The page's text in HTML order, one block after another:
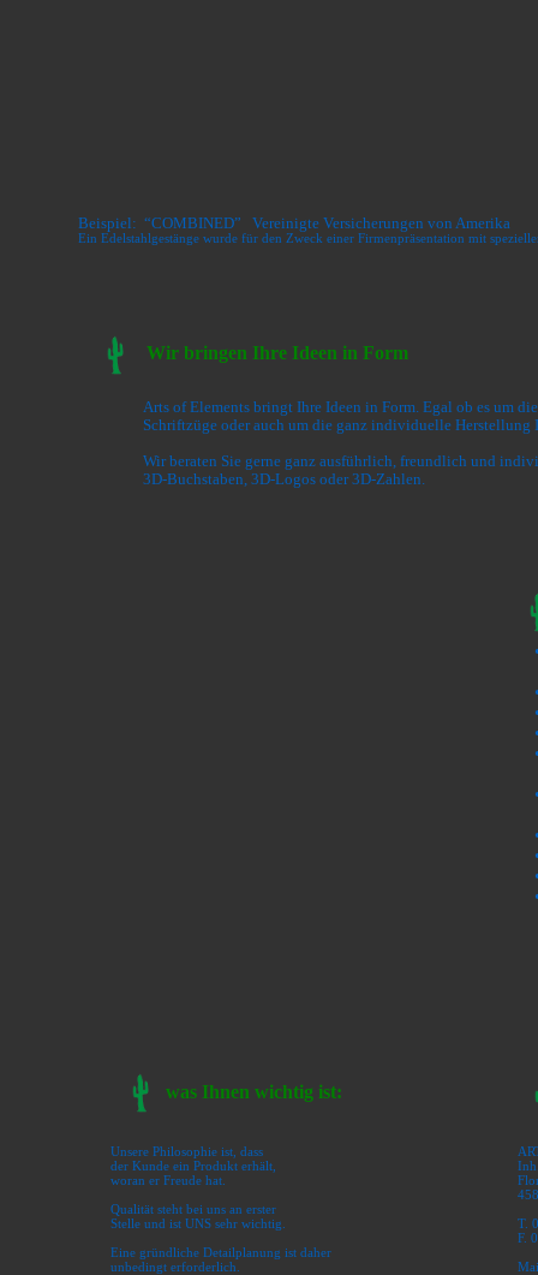
Beispiel: “COMBINED” Vereinigte Versicherungen von Amerika
Ein Edelstahlgestänge wurde für den Zweck einer Firmenpräsentation mit
T.
F.
was Ihnen wichtig ist:
Unsere Philosophie ist, dass
der Kunde ein Produkt erhält,
woran er Freude hat.
Qualität steht bei uns an erster
Stelle und ist UNS sehr wichtig.
Eine gründliche Detailplanung ist daher
unbedingt erforderlich.
Wir bringen Ihre Ideen in Form
Arts of Elements bringt Ihre Ideen in Form. Egal ob es um
Schriftzüge oder auch um die ganz individuelle Herstellung
Wir beraten Sie gerne ganz ausführlich, freundlich und
3D-Buchstaben, 3D-Logos oder 3D-Zahlen.